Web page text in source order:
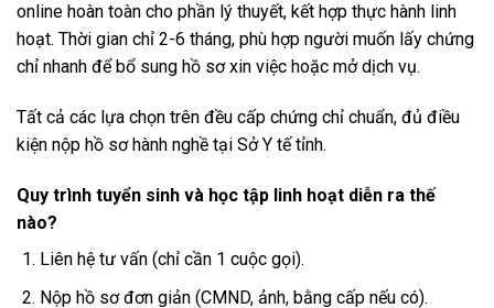
online hoàn toàn cho phần lý thuyết, kết hợp thực hành linh
hoạt. Thời gian chỉ 2-6 tháng, phù hợp người muốn lấy chứng
chỉ nhanh để bổ sung hồ sơ xin việc hoặc mở dịch vụ.
Tất cả các lựa chọn trên đều cấp chứng chỉ chuẩn, đủ điều
kiện nộp hồ sơ hành nghề tại Sở Y tế tỉnh.
Quy trình tuyển sinh và học tập linh hoạt diễn ra thế
nào?
Liên hệ tư vấn (chỉ cần 1 cuộc gọi).
Nộp hồ sơ đơn giản (CMND, ảnh, bằng cấp nếu có).